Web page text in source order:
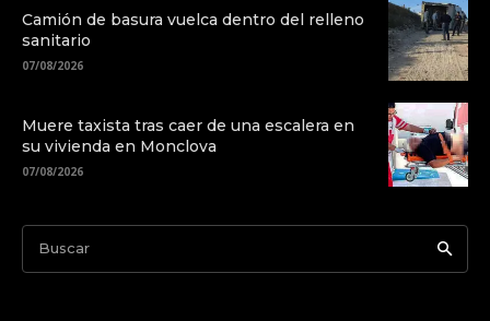
Camión de basura vuelca dentro del relleno
sanitario
07/08/2026
Muere taxista tras caer de una escalera en
su vivienda en Monclova
07/08/2026
Buscar